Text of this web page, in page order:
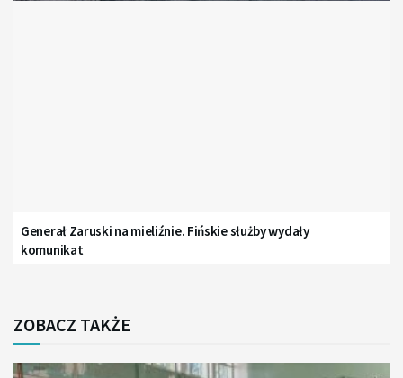
Generał Zaruski na mieliźnie. Fińskie służby wydały
komunikat
ZOBACZ TAKŻE